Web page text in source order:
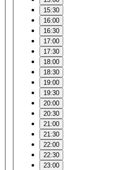
15:30
16:00
16:30
17:00
17:30
18:00
18:30
19:00
19:30
20:00
20:30
21:00
21:30
22:00
22:30
23:00